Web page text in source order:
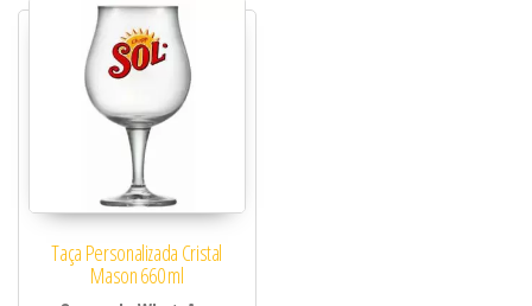
Taça Personalizada Cristal
Mason 660 ml